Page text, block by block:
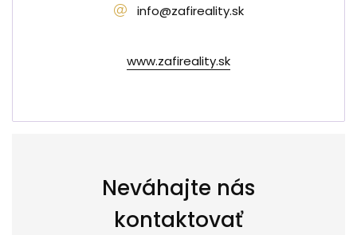
info@zafireality.sk
www.zafireality.sk
Neváhajte nás
kontaktovať